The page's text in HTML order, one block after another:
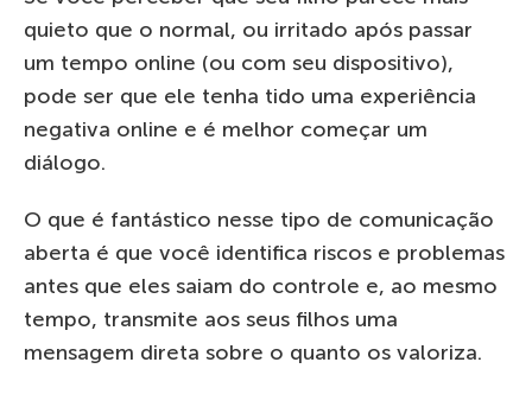
quieto que o normal, ou irritado após passar
um tempo online (ou com seu dispositivo),
pode ser que ele tenha tido uma experiência
negativa online e é melhor começar um
diálogo.
O que é fantástico nesse tipo de comunicação
aberta é que você identifica riscos e problemas
antes que eles saiam do controle e, ao mesmo
tempo, transmite aos seus filhos uma
mensagem direta sobre o quanto os valoriza.